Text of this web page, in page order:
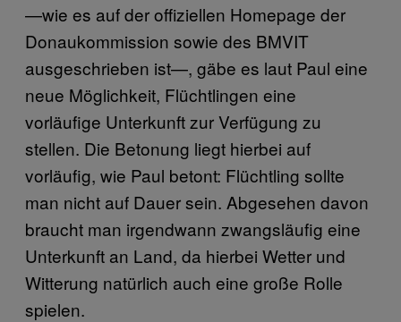
—wie es auf der offiziellen Homepage der
Donaukommission sowie des BMVIT
ausgeschrieben ist—, gäbe es laut Paul eine
neue Möglichkeit, Flüchtlingen eine
vorläufige Unterkunft zur Verfügung zu
stellen. Die Betonung liegt hierbei auf
vorläufig, wie Paul betont: Flüchtling sollte
man nicht auf Dauer sein. Abgesehen davon
braucht man irgendwann zwangsläufig eine
Unterkunft an Land, da hierbei Wetter und
Witterung natürlich auch eine große Rolle
spielen.